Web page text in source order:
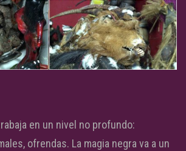
en un nivel no profundo:
ofrendas. La magia negra va a un